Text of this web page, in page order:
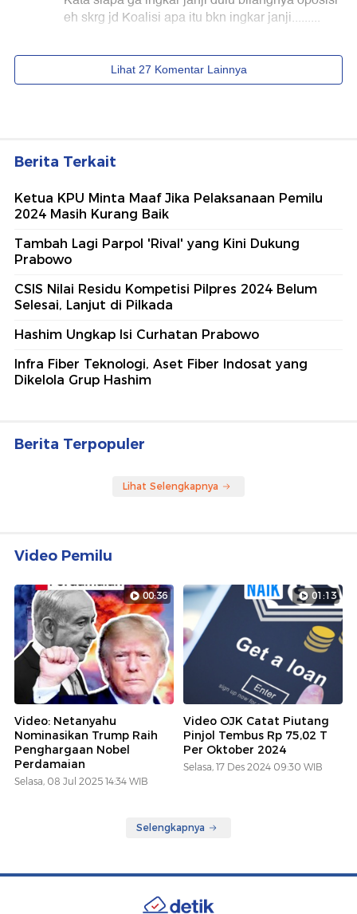
Berita Terkait
Ketua KPU Minta Maaf Jika Pelaksanaan Pemilu
2024 Masih Kurang Baik
Tambah Lagi Parpol 'Rival' yang Kini Dukung
Prabowo
CSIS Nilai Residu Kompetisi Pilpres 2024 Belum
Selesai, Lanjut di Pilkada
Hashim Ungkap Isi Curhatan Prabowo
Infra Fiber Teknologi, Aset Fiber Indosat yang
Dikelola Grup Hashim
Berita Terpopuler
Lihat Selengkapnya
Video Pemilu
00:36
Video: Netanyahu
Nominasikan Trump Raih
Penghargaan Nobel
Perdamaian
Selasa, 08 Jul 2025 14:34 WIB
01:13
Video OJK Catat Piutang
Pinjol Tembus Rp 75,02 T
Per Oktober 2024
Selasa, 17 Des 2024 09:30 WIB
Selengkapnya